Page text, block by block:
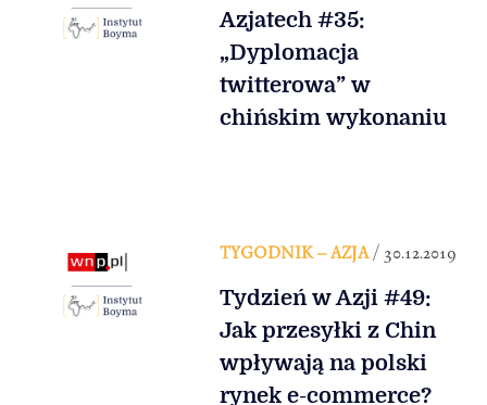
Azjatech #35:
„Dyplomacja
twitterowa” w
chińskim wykonaniu
TYGODNIK – AZJA/ 30.12.2019
Tydzień w Azji #49:
Jak przesyłki z Chin
wpływają na polski
rynek e-commerce?